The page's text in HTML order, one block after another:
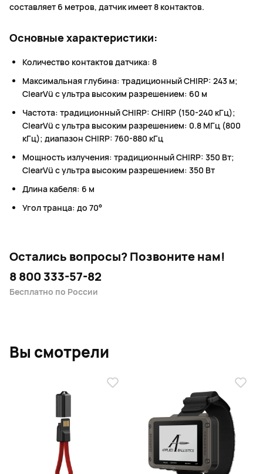
составляет 6 метров, датчик имеет 8 контактов.
Основные характеристики:
Количество контактов датчика: 8
Максимальная глубина: традиционный CHIRP: 243 м;
ClearVü с ультра высоким разрешением: 60 м
Частота: традиционный CHIRP: CHIRP (150-240 кГц);
ClearVü с ультра высоким разрешением: 0.8 МГц (800
кГц); диапазон CHIRP: 760-880 кГц
Мощность излучения: традиционный CHIRP: 350 Вт;
ClearVü с ультра высоким разрешением: 350 Вт
Длина кабеля: 6 м
Угол транца: до 70°
Остались вопросы?Позвоните нам!
8 800 333-57-82
Бесплатно по России
Вы смотрели